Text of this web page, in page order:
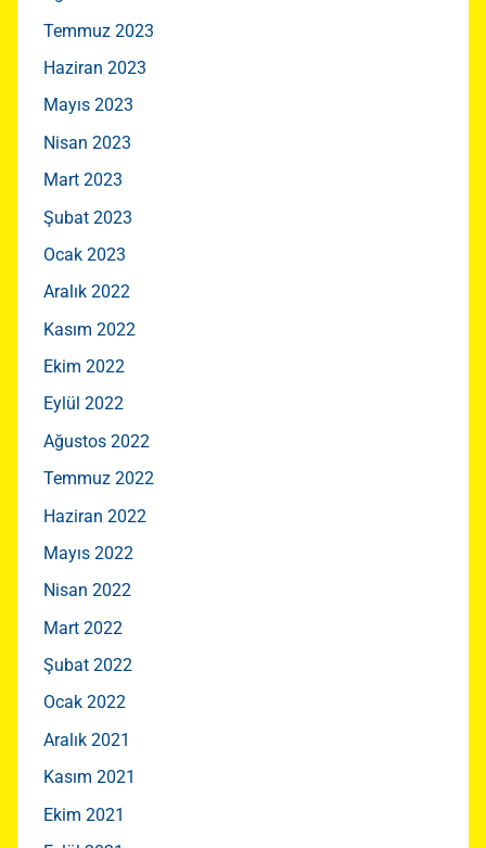
Temmuz 2023
Haziran 2023
Mayıs 2023
Nisan 2023
Mart 2023
Şubat 2023
Ocak 2023
Aralık 2022
Kasım 2022
Ekim 2022
Eylül 2022
Ağustos 2022
Temmuz 2022
Haziran 2022
Mayıs 2022
Nisan 2022
Mart 2022
Şubat 2022
Ocak 2022
Aralık 2021
Kasım 2021
Ekim 2021